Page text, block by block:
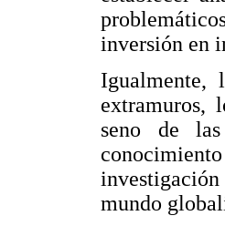
inversión en
Igualmente,
extramuros,
seno de
mundo